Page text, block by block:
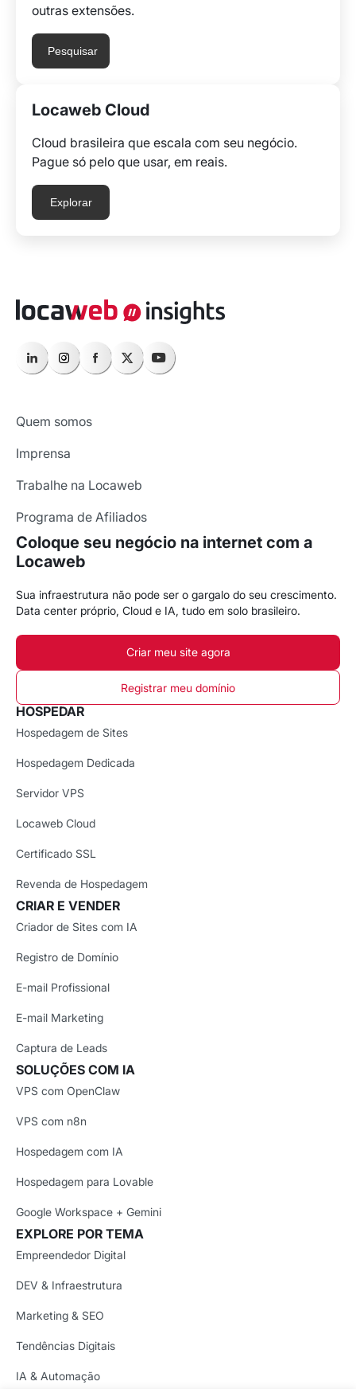
outras extensões.
Pesquisar
Locaweb Cloud
Cloud brasileira que escala com seu negócio.
Pague só pelo que usar, em reais.
Explorar
Quem somos
Imprensa
Trabalhe na Locaweb
Programa de Afiliados
Coloque seu negócio na internet com a
Locaweb
Sua infraestrutura não pode ser o gargalo do seu crescimento.
Data center próprio, Cloud e IA, tudo em solo brasileiro.
Criar meu site agora
Registrar meu domínio
HOSPEDAR
Hospedagem de Sites
Hospedagem Dedicada
Servidor VPS
Locaweb Cloud
Certificado SSL
Revenda de Hospedagem
CRIAR E VENDER
Criador de Sites com IA
Registro de Domínio
E-mail Profissional
E-mail Marketing
Captura de Leads
SOLUÇÕES COM IA
VPS com OpenClaw
VPS com n8n
Hospedagem com IA
Hospedagem para Lovable
Google Workspace + Gemini
EXPLORE POR TEMA
Empreendedor Digital
DEV & Infraestrutura
Marketing & SEO
Tendências Digitais
IA & Automação